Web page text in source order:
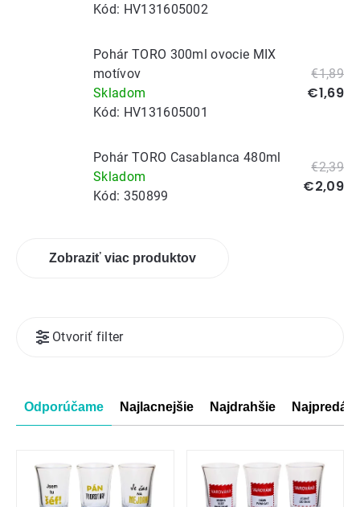
Kód: HV131605002
Pohár TORO 300ml ovocie MIX
motívov
Skladom
Kód: HV131605001
€1,89
€1,69
Pohár TORO Casablanca 480ml
Skladom
Kód: 350899
€2,39
€2,09
Zobraziť viac produktov
Radenie
produktov
Odporúčame Najlacnejšie Najdrahšie
Otvoriť filter
Výpis